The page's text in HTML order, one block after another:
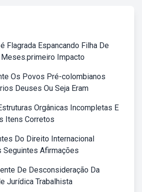
Flagrada Espancando Filha De
Impacto
Os Povos Pré-colombianos
Deuses Ou Seja Eram
Orgânicas Incompletas E
Itens Corretos
Do Direito Internacional
Seguintes Afirmações
De Desconsideração Da
Jurídica Trabalhista